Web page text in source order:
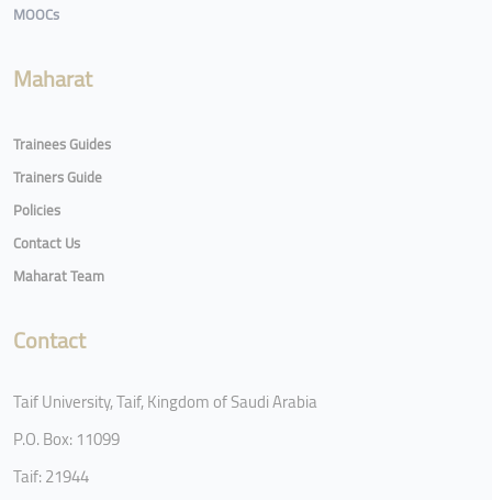
MOOCs
Maharat
Trainees Guides
Trainers Guide
Policies
Contact Us
Maharat Team
Contact
Taif University, Taif, Kingdom of Saudi Arabia
P.O. Box: 11099
Taif: 21944